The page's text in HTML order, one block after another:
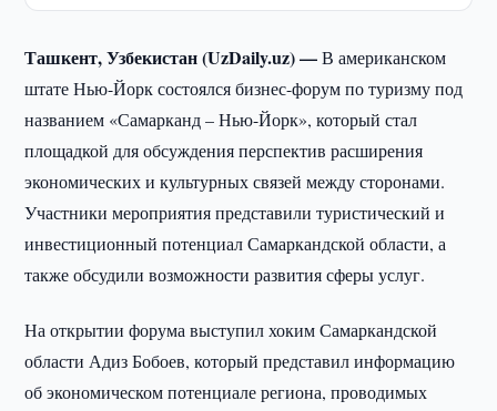
Ташкент, Узбекистан (UzDaily.uz) —В американском
штате Нью-Йорк состоялся бизнес-форум по туризму под
названием «Самарканд – Нью-Йорк», который стал
площадкой для обсуждения перспектив расширения
экономических и культурных связей между сторонами.
Участники мероприятия представили туристический и
инвестиционный потенциал Самаркандской области, а
также обсудили возможности развития сферы услуг.
На открытии форума выступил хоким Самаркандской
области Адиз Бобоев, который представил информацию
об экономическом потенциале региона, проводимых